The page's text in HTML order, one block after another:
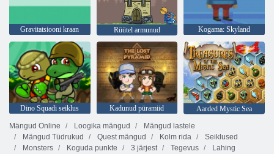
Gravitatsiooni kraan Rüütel armunud Kogama: Skyland
Dino Squadi seiklus Kadunud püramiid
Aarded Mystic Sea
Mängud Online
Loogika mängud
Mängud lastele
Mängud Tüdrukud
Quest mängud Kolm rida
Seiklused
Monsters
Koguda punkte 3 järjest Tegevus
Lahing